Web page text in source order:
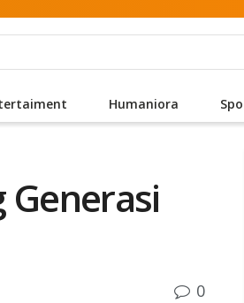
Humaniora
Generasi
0